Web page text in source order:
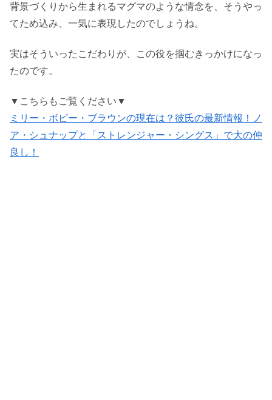
背景づくりから生まれるマグマのような情念を、そうやっ
てため込み、一気に表現したのでしょうね。
実はそういったこだわりが、この役を掴むきっかけになっ
たのです。
▼こちらもご覧ください▼
ミリー・ボビー・ブラウンの現在は？彼氏の最新情報！ノ
ア・シュナップと「ストレンジャー・シングス」で大の仲
良し！